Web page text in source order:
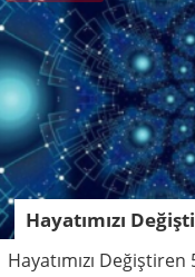
Hayatımızı
Hayatımızı